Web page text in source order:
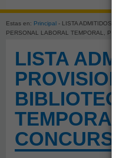
Estas en: Principal - LISTA ADMITIDOS
PERSONAL LABORAL TEMPORAL,
LISTA